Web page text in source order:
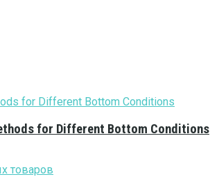
for Different Bottom Conditions